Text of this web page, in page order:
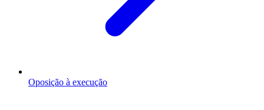
Oposição à execução